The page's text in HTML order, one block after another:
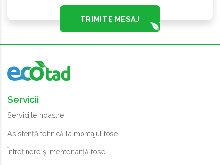
TRIMITE MESAJ
Servicii
Serviciile noastre
Asistență tehnică la montajul fosei
Întreținere și mentenanță fose